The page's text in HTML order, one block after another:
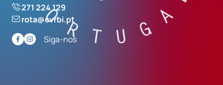
271 224 129
rota@cvrbi.pt
Siga-nos